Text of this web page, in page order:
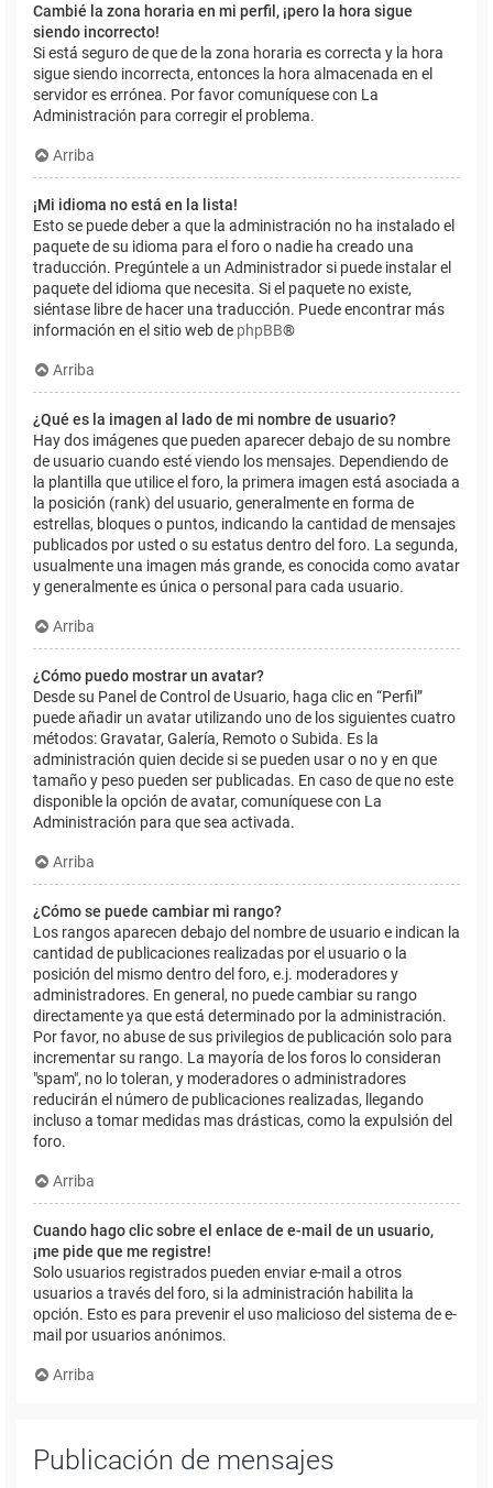
Cambié la zona horaria en mi perfil, ¡pero la hora sigue
siendo incorrecto!
Si está seguro de que de la zona horaria es correcta y la hora
sigue siendo incorrecta, entonces la hora almacenada en el
servidor es errónea. Por favor comuníquese con La
Administración para corregir el problema.
Arriba
¡Mi idioma no está en la lista!
Esto se puede deber a que la administración no ha instalado el
paquete de su idioma para el foro o nadie ha creado una
traducción. Pregúntele a un Administrador si puede instalar el
paquete del idioma que necesita. Si el paquete no existe,
siéntase libre de hacer una traducción. Puede encontrar más
información en el sitio web de phpBB®
Arriba
¿Qué es la imagen al lado de mi nombre de usuario?
Hay dos imágenes que pueden aparecer debajo de su nombre
de usuario cuando esté viendo los mensajes. Dependiendo de
la plantilla que utilice el foro, la primera imagen está asociada a
la posición (rank) del usuario, generalmente en forma de
estrellas, bloques o puntos, indicando la cantidad de mensajes
publicados por usted o su estatus dentro del foro. La segunda,
usualmente una imagen más grande, es conocida como avatar
y generalmente es única o personal para cada usuario.
Arriba
¿Cómo puedo mostrar un avatar?
Desde su Panel de Control de Usuario, haga clic en “Perfil”
puede añadir un avatar utilizando uno de los siguientes cuatro
métodos: Gravatar, Galería, Remoto o Subida. Es la
administración quien decide si se pueden usar o no y en que
tamaño y peso pueden ser publicadas. En caso de que no este
disponible la opción de avatar, comuníquese con La
Administración para que sea activada.
Arriba
¿Cómo se puede cambiar mi rango?
Los rangos aparecen debajo del nombre de usuario e indican la
cantidad de publicaciones realizadas por el usuario o la
posición del mismo dentro del foro, e.j. moderadores y
administradores. En general, no puede cambiar su rango
directamente ya que está determinado por la administración.
Por favor, no abuse de sus privilegios de publicación solo para
incrementar su rango. La mayoría de los foros lo consideran
"spam", no lo toleran, y moderadores o administradores
reducirán el número de publicaciones realizadas, llegando
incluso a tomar medidas mas drásticas, como la expulsión del
foro.
Arriba
Cuando hago clic sobre el enlace de e-mail de un usuario,
¡me pide que me registre!
Solo usuarios registrados pueden enviar e-mail a otros
usuarios a través del foro, si la administración habilita la
opción. Esto es para prevenir el uso malicioso del sistema de e-
mail por usuarios anónimos.
Arriba
Publicación de mensajes